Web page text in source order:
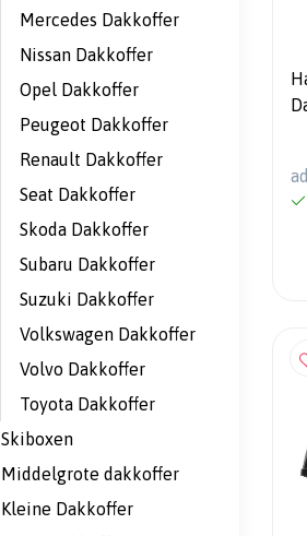
Mercedes Dakkoffer
Nissan Dakkoffer
Opel Dakkoffer
Peugeot Dakkoffer
Renault Dakkoffer
Seat Dakkoffer
Skoda Dakkoffer
Subaru Dakkoffer
Suzuki Dakkoffer
Volkswagen Dakkoffer
Volvo Dakkoffer
Toyota Dakkoffer
Skiboxen
Middelgrote dakkoffer
Kleine Dakkoffer